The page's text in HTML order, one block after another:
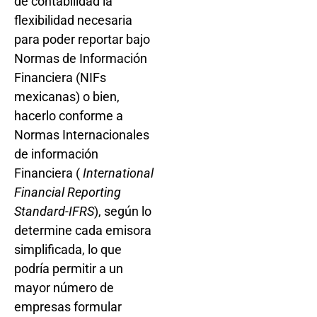
flexibilidad necesaria
para poder reportar bajo
Normas de Información
Financiera (NIFs
mexicanas) o bien,
hacerlo conforme a
Normas Internacionales
de información
Financiera (International
Financial Reporting
Standard-IFRS), según lo
determine cada emisora
simplificada, lo que
podría permitir a un
mayor número de
empresas formular